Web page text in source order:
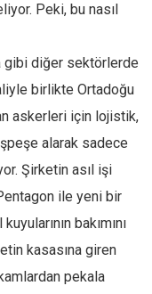
Peki, bu nasıl
gibi diğer sektörlerde
birlikte Ortadoğu
askerleri için lojistik,
alarak sadece
Şirketin asıl işi
ile yeni bir
bakımını
kasasına giren
pekala